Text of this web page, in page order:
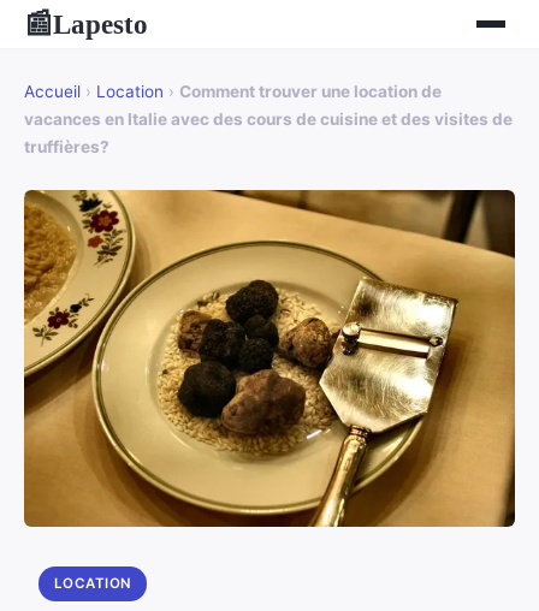
📰Lapesto
Accueil › Location › Comment trouver une location de
vacances en Italie avec des cours de cuisine et des visites de
truffières?
LOCATION